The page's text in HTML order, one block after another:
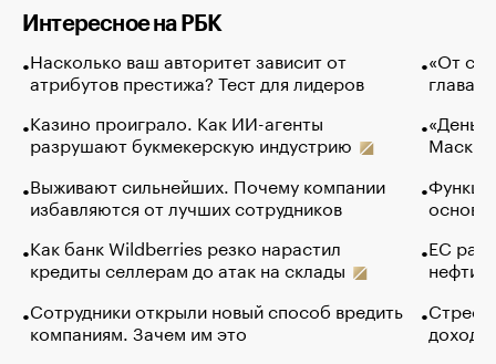
Интересное на РБК
Насколько ваш авторитет зависит от
атрибутов престижа? Тест для лидеров
Казино проиграло. Как ИИ-агенты
разрушают букмекерскую индустрию
Выживают сильнейших. Почему компании
избавляются от лучших сотрудников
Как банк Wildberries резко нарастил
кредиты селлерам до атак на склады
Сотрудники открыли новый способ вредить
компаниям. Зачем им это
«От
глава
Маск в
основ
ЕС
нефти